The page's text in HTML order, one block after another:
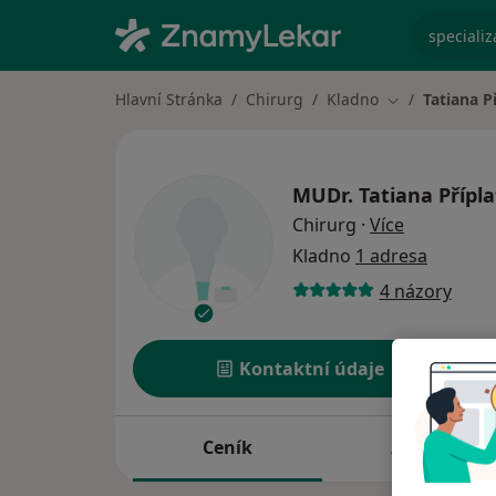
Hlavní Stránka Chirurg Kladno Změna města
Tatiana
MUDr. Tatiana
Chirurg · Více
Kladno 1 adresa
4 názory
Kontaktní údaje
Ceník Adresy